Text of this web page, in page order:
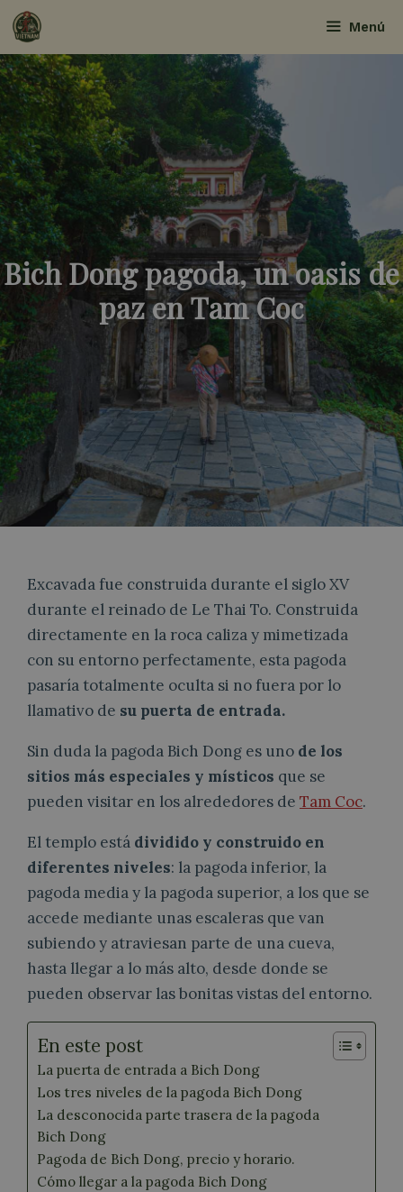
Saltar
contenido
Menú
Bich Dong pagoda, un oasis de
paz en Tam Coc
Excavada fue construida durante el siglo XV
durante el reinado de Le Thai To. Construida
directamente en la roca caliza y mimetizada
con su entorno perfectamente, esta pagoda
pasaría totalmente oculta si no fuera por lo
llamativo de su puerta de entrada.
Sin duda la pagoda Bich Dong es uno de los
sitios más especiales y místicos que se
pueden visitar en los alrededores de Tam Coc.
El templo está dividido y construido en
diferentes niveles: la pagoda inferior, la
pagoda media y la pagoda superior, a los que se
accede mediante unas escaleras que van
subiendo y atraviesan parte de una cueva,
hasta llegar a lo más alto, desde donde se
pueden observar las bonitas vistas del entorno.
En este post
La puerta de entrada a Bich Dong
Los tres niveles de la pagoda Bich Dong
La desconocida parte trasera de la pagoda
Bich Dong
Pagoda de Bich Dong, precio y horario.
Cómo llegar a la pagoda Bich Dong